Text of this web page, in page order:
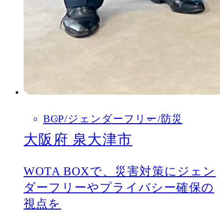
BCP ジェンダーフリー 防災
大阪府 泉大津市
WOTA BOXで、災害対策にジェン
ダーフリーやプライバシー確保の
視点を